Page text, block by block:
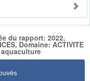
du rapport: 2022,
Domaine: ACTIVITE
aquaculture